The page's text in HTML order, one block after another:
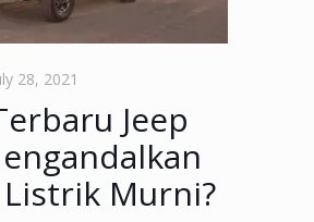
28, 2021
Jeep
Murni?